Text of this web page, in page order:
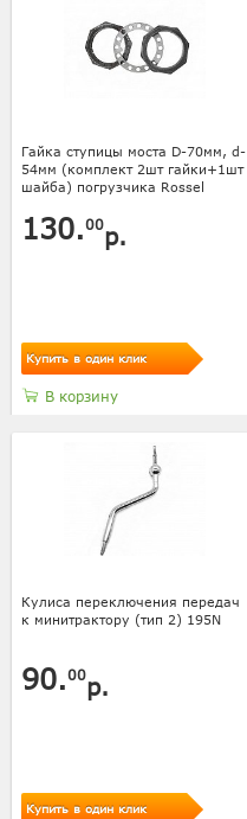
Гайка ступицы моста D-70мм, d-
54мм (комплект 2шт гайки+1шт
шайба) погрузчика Rossel
130.00р.
Купить в один клик
В корзину
Кулиса переключения передач
к минитрактору (тип 2) 195N
90.00р.
Купить в один клик